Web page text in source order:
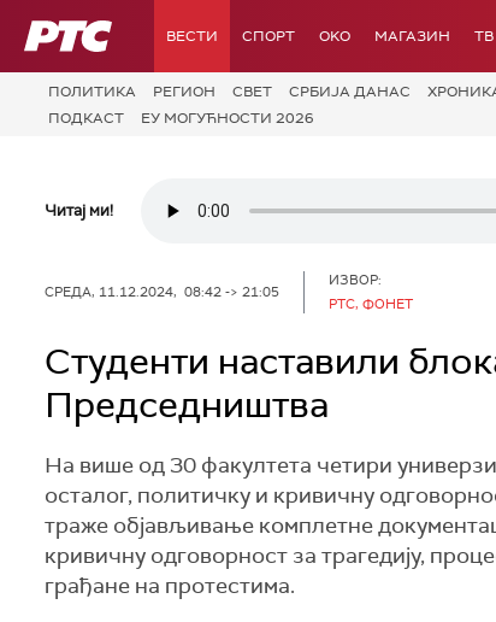
РТС ВЕСТИ СПОРТ OKO МАГАЗИН ТВ
ПОЛИТИКА РЕГИОН СВЕТ СРБИЈА ДАНАС
ПОДКАСТ
ЕУ МОГУЋНОСТИ 2026
Читај ми!
СРЕДА, 11.12.2024, 08:42 -> 21:05
ИЗВОР:
РТС, ФОНЕТ
Студенти наставили
Председништва
На више од 30 факултета четири
осталог, политичку и кривичну
траже објављивање комплетне
кривичну одговорност за трагедију,
грађане на протестима.